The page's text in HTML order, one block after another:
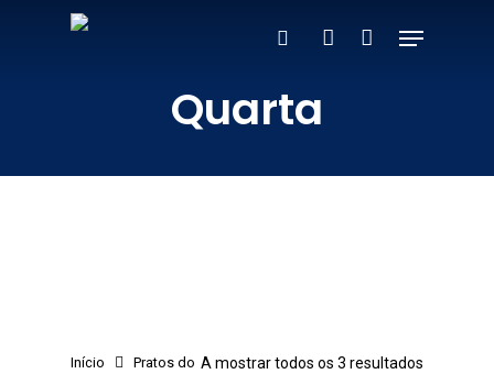
search account
Menu
Quarta
A mostrar todos os 3 resultados
Início Pratos do